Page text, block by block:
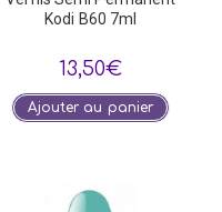
Kodi B60 7ml
13,50€
Ajouter au panier